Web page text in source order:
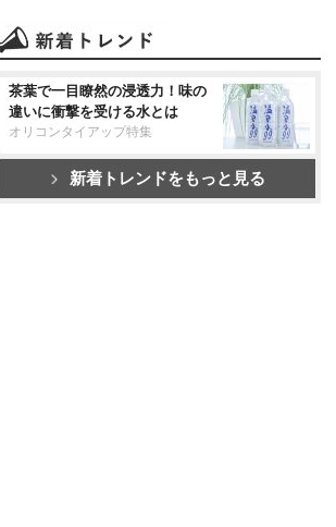
茶葉で一目瞭然の浸透力！味の
違いに衝撃を受ける水とは
オリコンタイアップ特集
新着トレンドをもっと見る